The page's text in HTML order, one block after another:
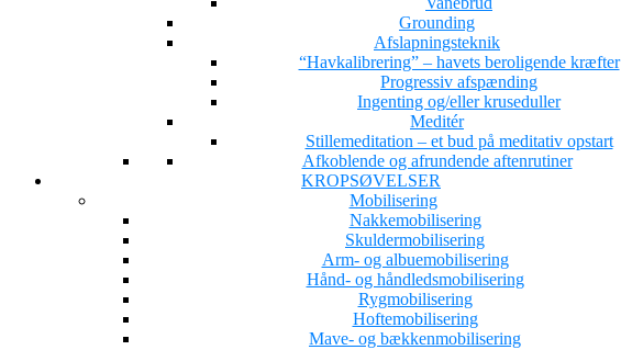
Grounding
Afslapningsteknik
“Havkalibrering” – havets beroligende kræfter
Progressiv afspænding
Ingenting og/eller kruseduller
Meditér
Stillemeditation – et bud på meditativ opstart
Afkoblende og afrundende aftenrutiner
KROPSØVELSER
Mobilisering
Nakkemobilisering
Skuldermobilisering
Arm- og albuemobilisering
Hånd- og håndledsmobilisering
Rygmobilisering
Hoftemobilisering
Mave- og bækkenmobilisering